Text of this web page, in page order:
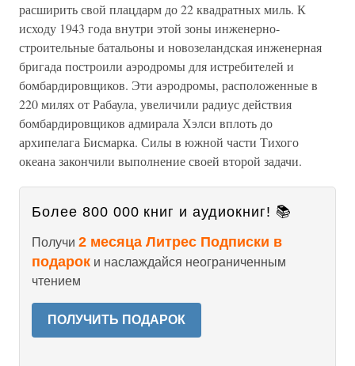
расширить свой плацдарм до 22 квадратных миль. К
исходу 1943 года внутри этой зоны инженерно-
строительные батальоны и новозеландская инженерная
бригада построили аэродромы для истребителей и
бомбардировщиков. Эти аэродромы, расположенные в
220 милях от Рабаула, увеличили радиус действия
бомбардировщиков адмирала Хэлси вплоть до
архипелага Бисмарка. Силы в южной части Тихого
океана закончили выполнение своей второй задачи.
Более 800 000 книг и аудиокниг! 📚
Получи 2 месяца Литрес Подписки в
подарок и наслаждайся неограниченным
чтением
ПОЛУЧИТЬ ПОДАРОК